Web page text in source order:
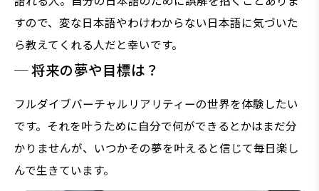
すので、変な日本語やわけわからない日本語に気づいた
ら教えてくれる人だと幸いです。
─ 将来の夢や目標は？
フルダイブバーチャルリアリティーの世界を体験したい
です。それを叶うために自分で何ができるとかはまだ分
かりませんが、いつかその夢を叶えると信じて毎日楽し
んで生きています。